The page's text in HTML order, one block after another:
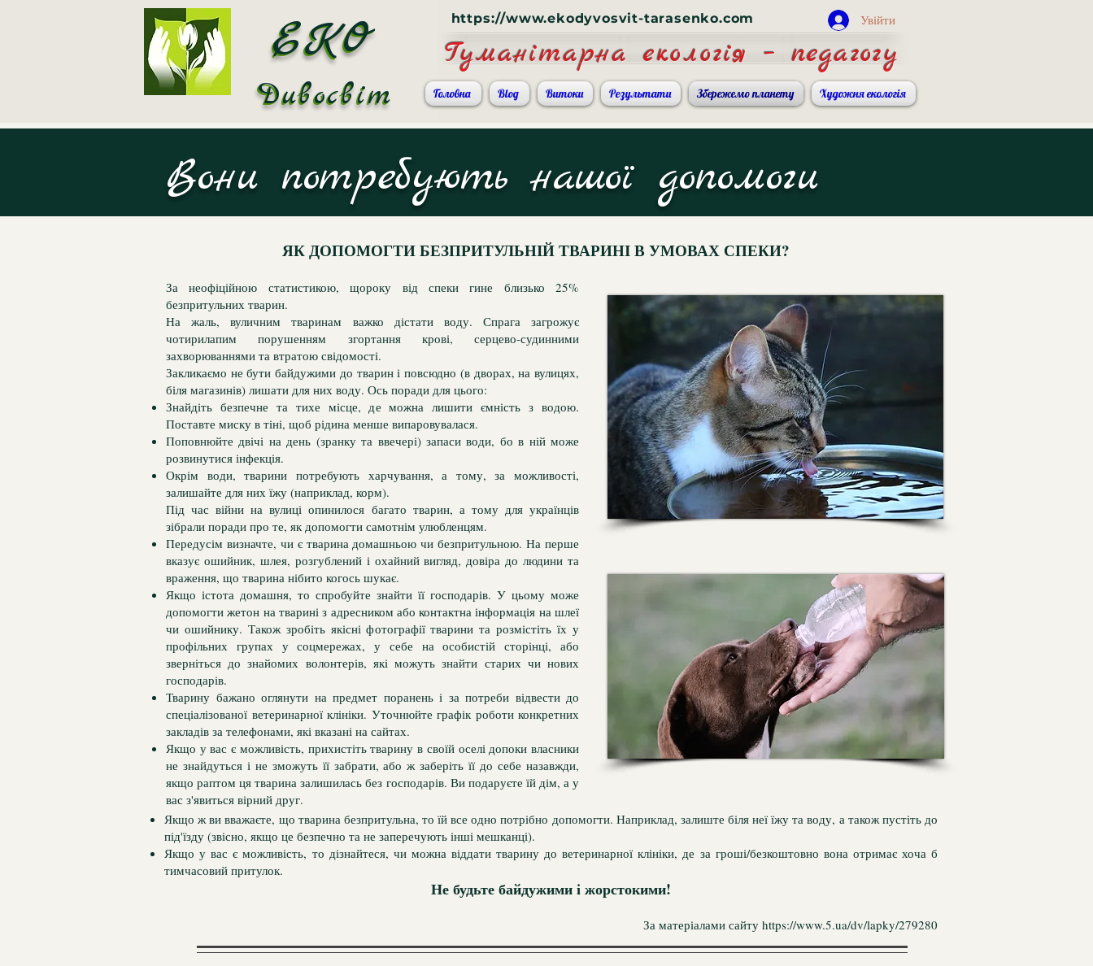
ЕКО
Дивосвіт
ЕКО
Дивосвіт
Увійти
https://www.ekodyvosvit-tarasenko.com
Гуманітарна екологія – педагогу
Головна Blog Витоки Результати Збережемо планету Художня екологія
Вони потребують нашої допомоги
ЯК ДОПОМОГТИ БЕЗПРИТУЛЬНІЙ ТВАРИНІ В УМОВАХ СПЕКИ?
За неофіційною статистикою, щороку від спеки гине близько 25%
безпритульних тварин.
На жаль, вуличним тваринам важко дістати воду. Спрага загрожує
чотирилапим порушенням згортання крові, серцево-судинними
захворюваннями та втратою свідомості.
Закликаємо не бути байдужими до тварин і повсюдно (в дворах, на вулицях,
біля магазинів) лишати для них воду. Ось поради для цього:
Знайдіть безпечне та тихе місце, де можна лишити ємність з водою.
Поставте миску в тіні, щоб рідина менше випаровувалася.
Поповнюйте двічі на день (зранку та ввечері) запаси води, бо в ній може
розвинутися інфекція.
Окрім води, тварини потребують харчування, а тому, за можливості,
залишайте для них їжу (наприклад, корм).
Під час війни на вулиці опинилося багато тварин, а тому для українців
зібрали поради про те, як допомогти самотнім улюбленцям.
Передусім визначте, чи є тварина домашньою чи безпритульною. На перше
вказує ошийник, шлея, розгублений і охайний вигляд, довіра до людини та
враження, що тварина нібито когось шукає.
Якщо істота домашня, то спробуйте знайти її господарів. У цьому може
допомогти жетон на тварині з адресником або контактна інформація на шлеї
чи ошийнику. Також зробіть якісні фотографії тварини та розмістіть їх у
профільних групах у соцмережах, у себе на особистій сторінці, або
зверніться до знайомих волонтерів, які можуть знайти старих чи нових
господарів.
Тварину бажано оглянути на предмет поранень і за потреби відвести до
спеціалізованої ветеринарної клініки. Уточнюйте графік роботи конкретних
закладів за телефонами, які вказані на сайтах.
Якщо у вас є можливість, прихистіть тварину в своїй оселі допоки власники
не знайдуться і не зможуть її забрати, або ж заберіть її до себе назавжди,
якщо раптом ця тварина залишилась без господарів. Ви подаруєте їй дім, а у
вас з'явиться вірний друг.
Якщо ж ви вважаєте, що тварина безпритульна, то їй все одно потрібно допомогти. Наприклад, залиште біля неї їжу та воду, а також пустіть до
під'їзду (звісно, якщо це безпечно та не заперечують інші мешканці).
Якщо у вас є можливість, то дізнайтеся, чи можна віддати тварину до ветеринарної клініки, де за гроші/безкоштовно вона отримає хоча б
тимчасовий притулок.
Не будьте байдужими і жорстокими!
За матеріалами сайту https://www.5.ua/dv/lapky/279280